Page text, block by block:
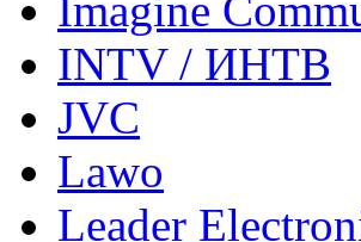
Imagine
INTV / ИНТВ
JVC
Lawo
Leader